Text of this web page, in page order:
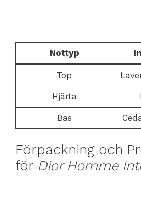
Nottyp
Top
Hjärta
Bas
Förpackning och
för Dior Homme